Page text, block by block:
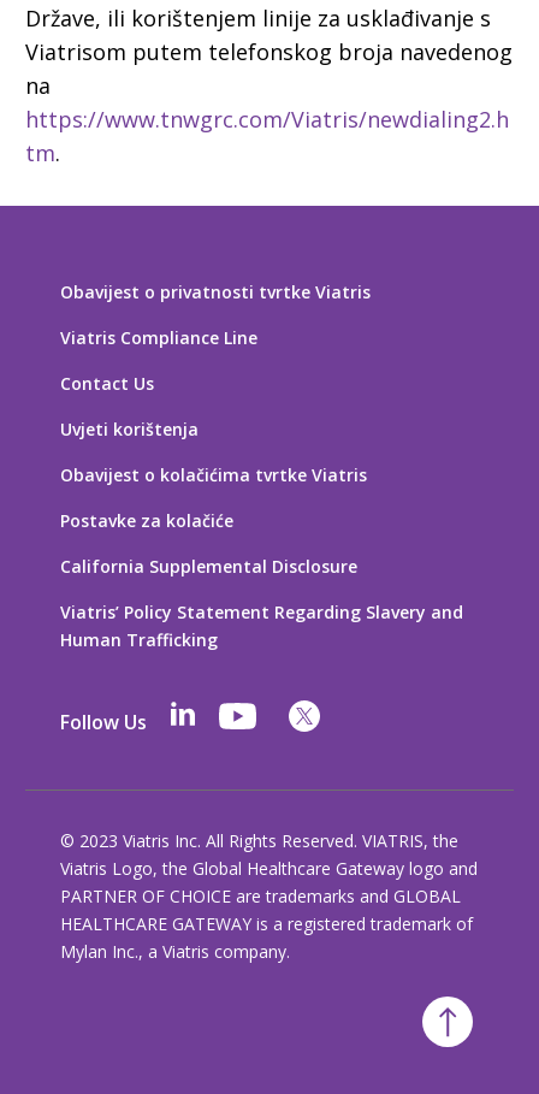
Države, ili korištenjem linije za usklađivanje s
Viatrisom putem telefonskog broja navedenog
na
https://www.tnwgrc.com/Viatris/newdialing2.h
tm.
Obavijest o privatnosti tvrtke Viatris
Viatris Compliance Line
Contact Us
Uvjeti korištenja
Obavijest o kolačićima tvrtke Viatris
Postavke za kolačiće
California Supplemental Disclosure
Viatris’ Policy Statement Regarding Slavery and
Human Trafficking
Follow Us
© 2023 Viatris Inc. All Rights Reserved. VIATRIS, the
Viatris Logo, the Global Healthcare Gateway logo and
PARTNER OF CHOICE are trademarks and GLOBAL
HEALTHCARE GATEWAY is a registered trademark of
Mylan Inc., a Viatris company.